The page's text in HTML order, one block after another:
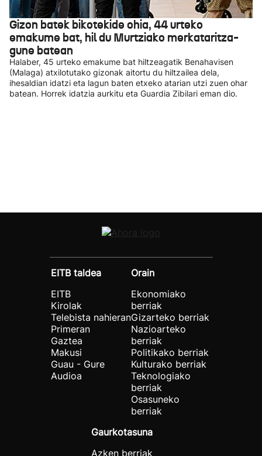
Gizon batek bikotekide ohia, 44 urteko
emakume bat, hil du Murtziako merkataritza-
gune batean
Halaber, 45 urteko emakume bat hiltzeagatik Benahavisen
(Malaga) atxilotutako gizonak aitortu du hiltzailea dela,
ihesaldian idatzi eta lagun baten etxeko atarian utzi zuen ohar
batean. Horrek idatzia aurkitu eta Guardia Zibilari eman dio.
EITB taldea
EITB
Kirolak
Telebista nahieran
Primeran
Gaztea
Makusi
Guau - Gure
Audioa
Orain
Ekonomiako
berriak
Gizarteko berriak
Nazioarteko
berriak
Politikako berriak
Kulturako berriak
Teknologiako
berriak
Osasuneko
berriak
Gaurkotasuna
Azken berriak